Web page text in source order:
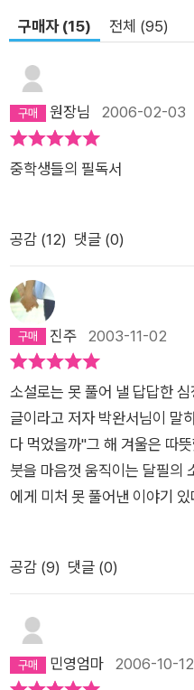
구매자 (15) 전체 (95)
원장님 2006-02-03
중학생들의 필독서
공감 (12) 댓글 (0)
진주 2003-11-02
소설로는 못 풀어 낼 답답한
글이라고 저자 박완서님이 말
다 먹었을까''그 해 겨울은 따
붓을 마음껏 움직이는 달필의
에게 미처 못 풀어낸 이야기
기 전의 작가의 심정을 이해
하고 싶어 그렇게 답답했었구
기 시원한 바람이 부는 듯 하
는 바람과 같이.우리의 삶의
어간다. 도시 속에서 아이를 키
의 마음이 공허한 것들로 채워
공감 (9) 댓글 (0)
민영엄마 2006-10-12